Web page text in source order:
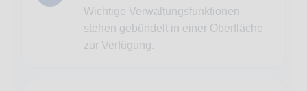
Wichtige Verwaltungsfunktionen
stehen gebündelt in einer Oberfläche
zur Verfügung.